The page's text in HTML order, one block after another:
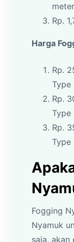
meter
Rp.
Harga
Rp.
Type
Rp.
Type
Rp.
Type
Fogging
Nyamuk
saja,